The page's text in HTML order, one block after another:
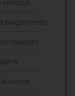
limitanti
pagamento